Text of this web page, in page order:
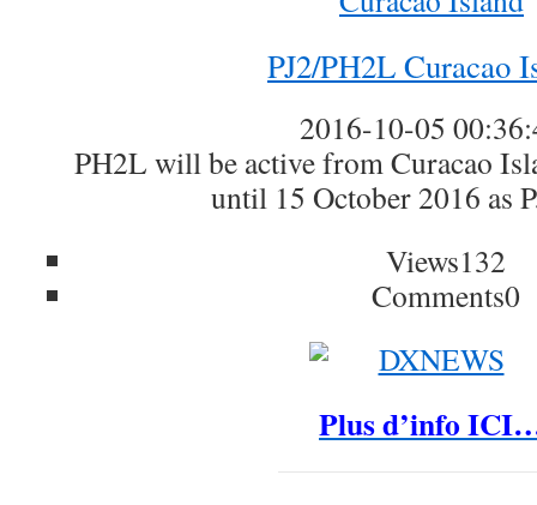
PJ2/PH2L Curacao
2016-10-05
PH2L will be active from Curacao
until 15 October 2016 as
Views132
Comments0
Plus d’info